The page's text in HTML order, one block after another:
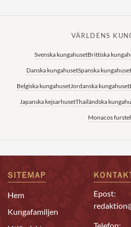
VÄRLDENS
Svenska kungahusetBrittiska
Danska kungahusetSpanska kungahuset
Belgiska kungahusetJordanska kungahuset
Japanska kejsarhusetThailändska
Monacos
SITEMAP
Hem
Kungafamiljen
Epost: